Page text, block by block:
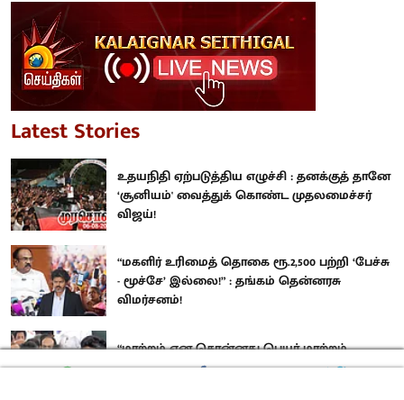
Latest Stories
உதயநிதி ஏற்படுத்திய எழுச்சி : தனக்குத் தானே
‘சூனியம்' வைத்துக் கொண்ட முதலமைச்சர்
விஜய்!
“மகளிர் உரிமைத் தொகை ரூ.2,500 பற்றி ‘பேச்சு
- மூச்சே’ இல்லை!” : தங்கம் தென்னரசு
விமர்சனம்!
“மாற்றம் என சொன்னது பெயர் மாற்றம்
தானா?.. இதற்கு எதற்கு முதலமைச்சர்?”: